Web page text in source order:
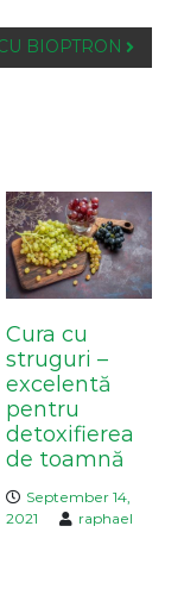
BIOPTRON
Cura cu
struguri –
excelentă
pentru
detoxifierea
de toamnă
September 14,
2021
raphael